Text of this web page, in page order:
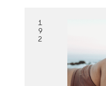
1
9
2